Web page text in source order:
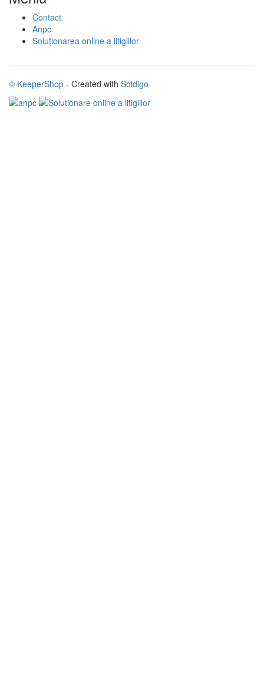
Contact
Anpc
Soluționarea online a litigiilor
© KeeperShop - Created with Soldigo